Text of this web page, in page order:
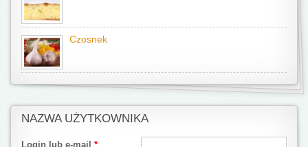
Czosnek
NAZWA UŻYTKOWNIKA
Login lub e-mail *